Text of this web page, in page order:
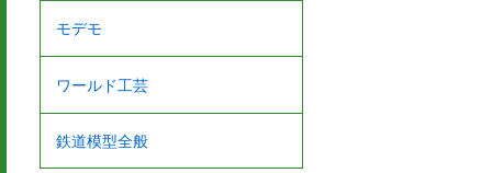
モデモ
ワールド工芸
鉄道模型全般